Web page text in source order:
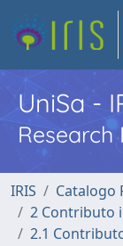
UniSa -
IRIS
Catalogo
2 Contributo
2.1